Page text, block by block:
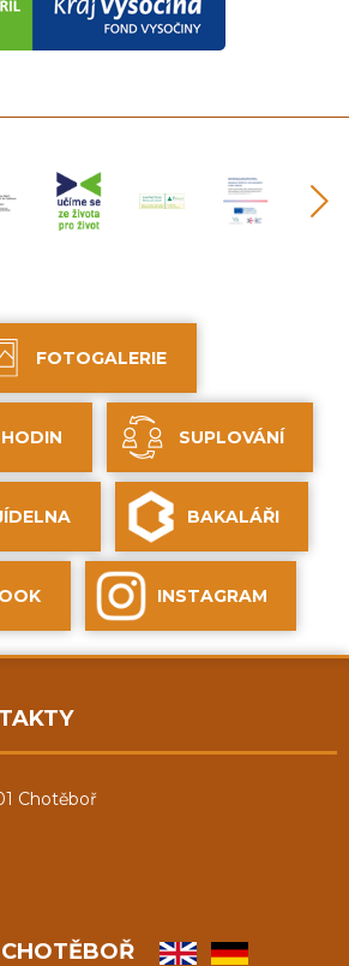
FOTOGALERIE
SUPLOVÁNÍ
BAKALÁŘI
INSTAGRAM
Chotěboř